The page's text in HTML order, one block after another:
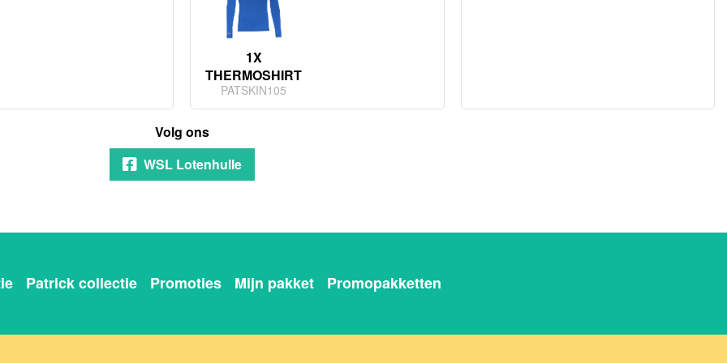
1X
THERMOSHIRT
PATSKIN105
Volg ons
WSL Lotenhulle
Patrick collectie Promoties Mijn pakket Promopakketten